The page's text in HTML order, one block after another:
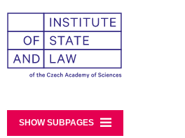
SHOW SUBPAGES